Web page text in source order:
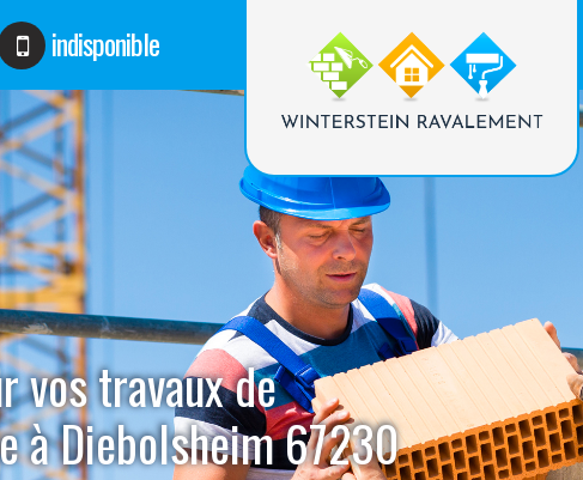
indisponible
vos travaux de
à Diebolsheim 67230